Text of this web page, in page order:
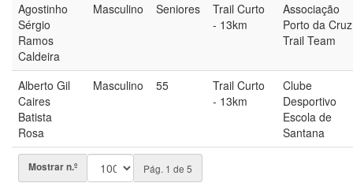
Mostrar n.º Pág. 1 de 5
Agostinho
Sérgio
Ramos
Caldeira
Masculino Seniores
Trail Curto
- 13km
Associação
Porto da Cruz
Trail Team
Alberto Gil
Caires
Batista
Rosa
Masculino 55
Trail Curto
- 13km
Clube
Desportivo
Escola de
Santana